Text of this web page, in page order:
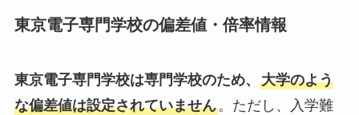
東京電子専門学校の偏差値・倍率情報
東京電子専門学校は専門学校のため、 大学のよう
な偏差値は設定されていません。ただし、入学難